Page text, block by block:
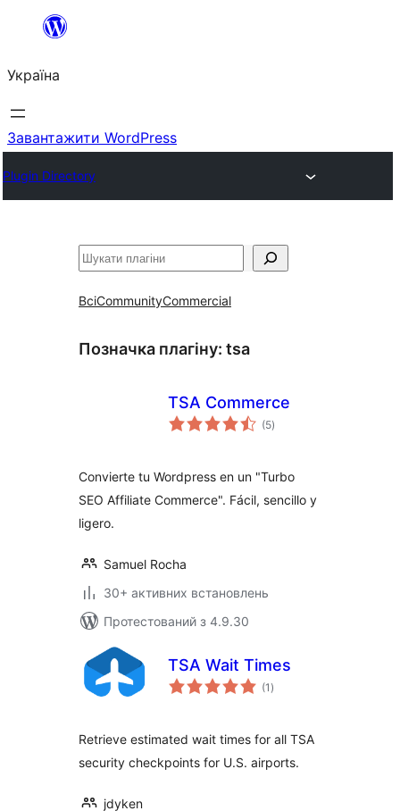
Перейти
вмісту
Україна
Завантажити WordPress
Plugin Directory
Пошук
ВсіCommunityCommercial
Позначка плагіну: tsa
TSA Commerce
(5загальний
рейтинг
)
Convierte tu Wordpress en un "Turbo
SEO Affiliate Commerce". Fácil, sencillo y
ligero.
Samuel Rocha
30+ активних встановлень
Протестований з 4.9.30
TSA Wait Times
(1 загальний
рейтинг
)
Retrieve estimated wait times for all TSA
security checkpoints for U.S. airports.
jdyken